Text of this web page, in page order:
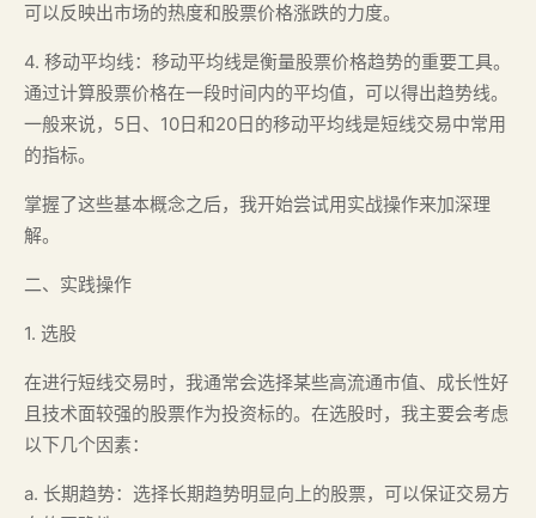
可以反映出市场的热度和股票价格涨跌的力度。
4. 移动平均线：移动平均线是衡量股票价格趋势的重要工具。
通过计算股票价格在一段时间内的平均值，可以得出趋势线。
一般来说，5日、10日和20日的移动平均线是短线交易中常用
的指标。
掌握了这些基本概念之后，我开始尝试用实战操作来加深理
解。
二、实践操作
1. 选股
在进行短线交易时，我通常会选择某些高流通市值、成长性好
且技术面较强的股票作为投资标的。在选股时，我主要会考虑
以下几个因素：
a. 长期趋势：选择长期趋势明显向上的股票，可以保证交易方